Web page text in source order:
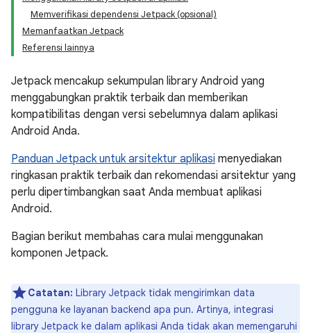
Memverifikasi dependensi Jetpack (opsional)
Memanfaatkan Jetpack
Referensi lainnya
Jetpack mencakup sekumpulan library Android yang
menggabungkan praktik terbaik dan memberikan
kompatibilitas dengan versi sebelumnya dalam aplikasi
Android Anda.
Panduan Jetpack untuk arsitektur aplikasi menyediakan
ringkasan praktik terbaik dan rekomendasi arsitektur yang
perlu dipertimbangkan saat Anda membuat aplikasi
Android.
Bagian berikut membahas cara mulai menggunakan
komponen Jetpack.
Catatan: Library Jetpack tidak mengirimkan data
pengguna ke layanan backend apa pun. Artinya, integrasi
library Jetpack ke dalam aplikasi Anda tidak akan memengaruhi